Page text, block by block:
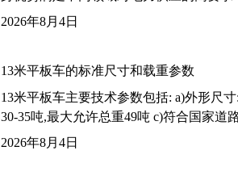
2026年8月4日
13米平板车的标准尺寸和载重参数
13米平板车主要技术参数包括: a)外形尺
30-35吨,最大允许总重49吨 c)符合国家道
2026年8月4日